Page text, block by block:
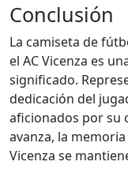
Conclusión
La camiseta de
el AC Vicenza es
significado.
dedicación del
aficionados por su
avanza, la
Vicenza se